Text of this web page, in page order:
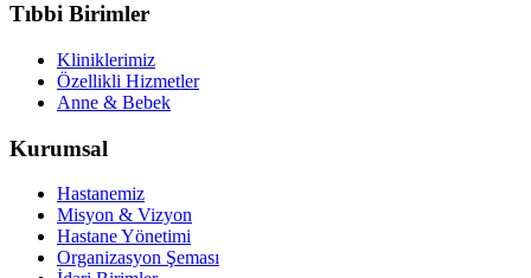
Tıbbi Birimler
Kliniklerimiz
Özellikli Hizmetler
Anne & Bebek
Kurumsal
Hastanemiz
Misyon & Vizyon
Hastane Yönetimi
Organizasyon Şeması